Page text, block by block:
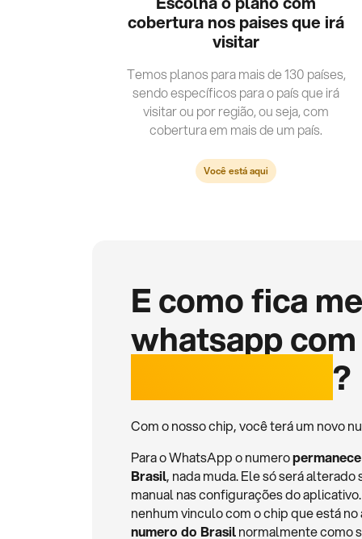
cobertura nos paises que irá
visitar
Temos planos para mais de 130 países,
sendo específicos para o país que irá
visitar ou por região, ou seja, com
cobertura em mais de um país.
Você está aqui
E como fica
whatsapp
?
Com o nosso chip, você terá um novo
Para o WhatsApp o numero
Brasil, nada muda. Ele só será
manual nas configurações do
nenhum vinculo com o chip que está
numero do Brasilnormalmente como